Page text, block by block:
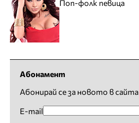
Поп-фолк певица
Абонамент
Абонирай се за новото в сайта
E-mail